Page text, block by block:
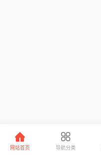
网站首页 导航分类